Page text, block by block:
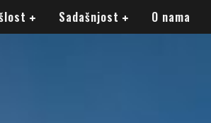
Sadašnjost O nama